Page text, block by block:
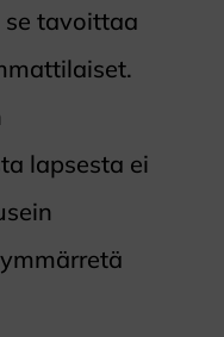
tavoittaa
lapsesta ei